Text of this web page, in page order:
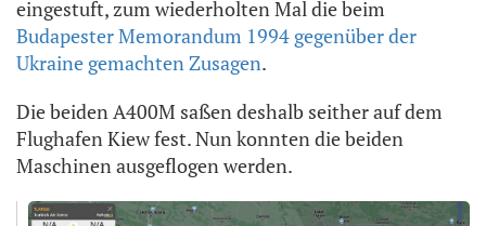
eingestuft, zum wiederholten Mal die beim
Budapester Memorandum 1994 gegenüber der
Ukraine gemachten Zusagen.
Die beiden A400M saßen deshalb seither auf dem
Flughafen Kiew fest. Nun konnten die beiden
Maschinen ausgeflogen werden.